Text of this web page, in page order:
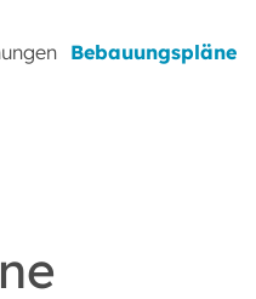
Bebauungspläne